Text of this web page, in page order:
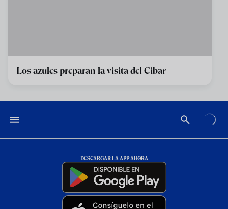
Los azules preparan la visita del Eibar
DESCARGAR LA APP AHORA